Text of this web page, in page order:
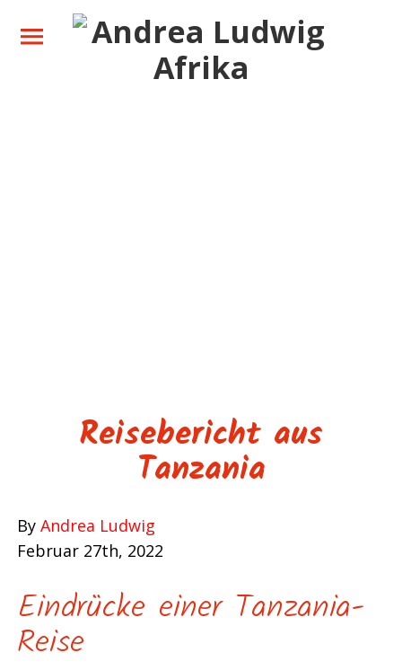
Ihre Safari
Reisebericht aus
Tanzania
ByAndrea Ludwig
Februar 27th, 2022
Eindrücke einer Tanzania-
Reise